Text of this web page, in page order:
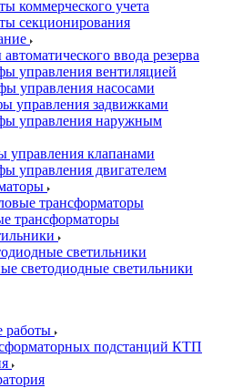
коммерческого учета
секционирования
ввода резерва
вентиляцией
насосами
задвижками
управления наружным
клапанами
двигателем
трансформаторы
трансформаторы
светильники
светодиодные светильники
работы
подстанций КТП